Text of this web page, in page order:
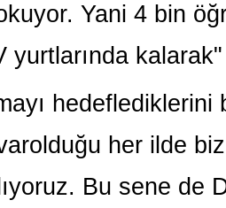
Yani 4 bin
yurtlarında
hedeflediklerini
her ilde
Bu sene de